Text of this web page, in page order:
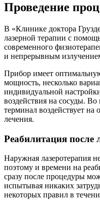
Проведение
В «Клинике доктора
лазерной терапии с
современного
и непрерывным
Прибор имеет
мощность, несколько
индивидуальной
воздействия на сосуды.
терминал воздействует
лечения.
Реабилитация после
Наружная лазеротерапия
поэтому и времени на
сразу после процедуры
испытывая никаких
некоторых правил в